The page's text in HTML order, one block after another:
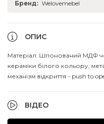
Бренд: Welovemebel
ОПИС
Матеріал: Шпонований МДФ
кераміки білого кольору,
механізм відкриття - push to
ВІДЕО